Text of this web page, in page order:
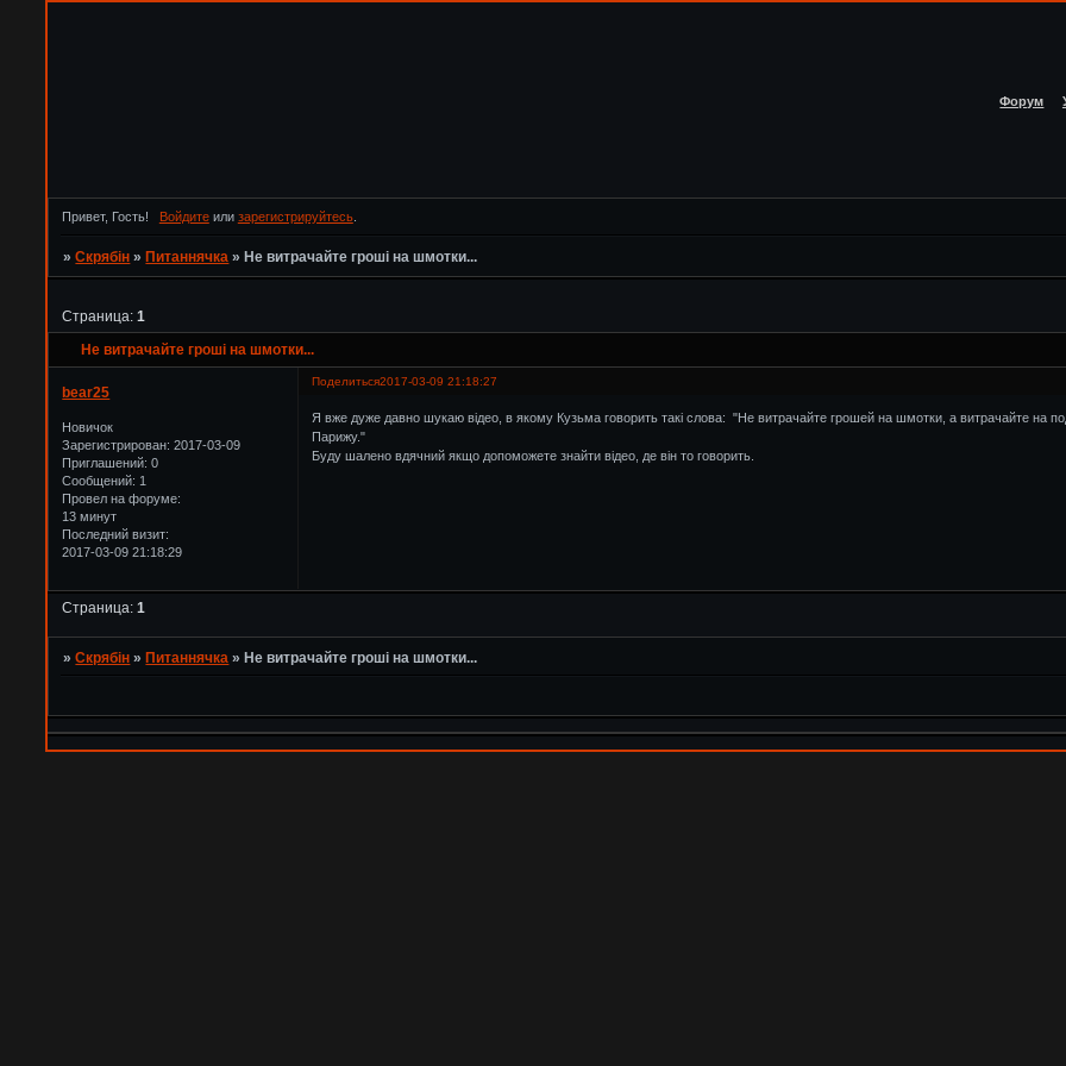
Форум
Привет, Гость! Войдитеили зарегистрируйтесь.
»Скрябін »Питаннячка »Не витрачайте гроші на шмотки...
Не витрачайте гроші на шмотки...
Страница:1
Поделиться2017-03-09 21:18:27
bear25
Новичок
Зарегистрирован: 2017-03-09
Приглашений: 0
Сообщений: 1
Провел на форуме:
13 минут
Последний визит:
2017-03-09 21:18:29
Я вже дуже давно шукаю відео, в якому Кузьма говорить такі слова: "Не витрачайте грошей на шмотки, а витрачайте на
Парижу."
Буду шалено вдячний якщо допоможете знайти відео, де він то говорить.
Страница:1
»Скрябін »Питаннячка »Не витрачайте гроші на шмотки...